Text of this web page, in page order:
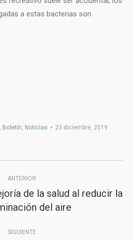
a estas bacterias son
Boletín Noticias 23 diciembre, 2019
ANTERIOR
Publicación
anterior:
de la salud al reducir la
del aire
SIGUIENTE